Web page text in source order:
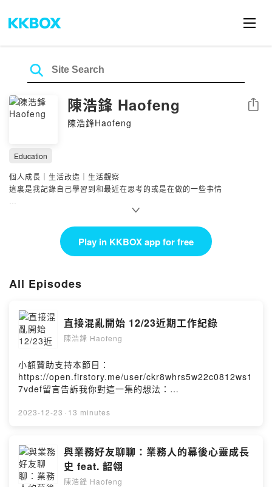
陳浩鋒 Haofeng
陳浩鋒Haofeng
Share
Education
個人成長｜生活改造｜生活觀察
這裏是我記錄自己學習到和最近在思考的或是在做的一些事情
Play in KKBOX app for free
All Episodes
直接混亂開始 12/23近期工作紀錄
陳浩鋒 Haofeng
小額贊助支持本節目：
https://open.firstory.me/user/ckr8whrs5w22c0812ws1
7vdef留言告訴我你對這一集的想法：
7vdef/comments讓浩鋒維持生產力的保健食品：
haofengPowered by Firstory Hosting
2023-12-23 · 13 minutes
與業務好友聊聊：業務人的幕後心靈成長
史 feat. 韶翎
陳浩鋒 Haofeng